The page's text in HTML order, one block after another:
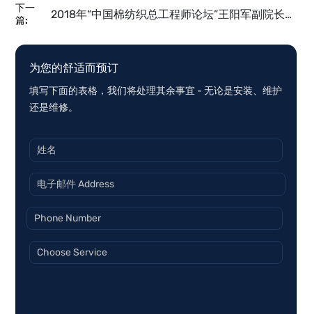
下一
篇:
2018年“中国棉纺织总工程师论坛”王阳军副院长合影
为您的舒适而预订
填写下面的表格，我们将处理其余事宜 - 无论是安装、维护
还是维修。